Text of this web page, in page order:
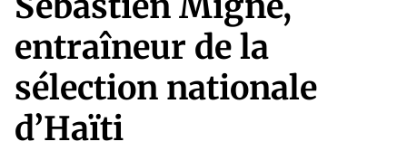
entraîneur de la
sélection nationale
d’Haïti